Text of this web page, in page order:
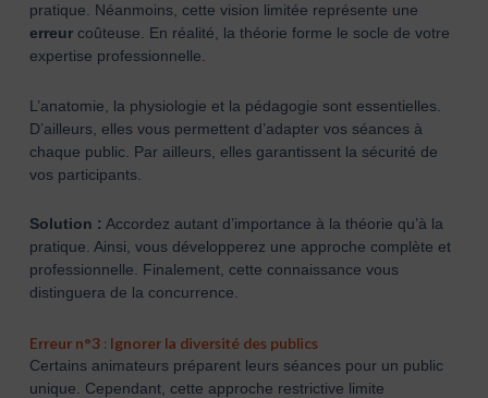
pratique. Néanmoins, cette vision limitée représente une
erreur coûteuse. En réalité, la théorie forme le socle de votre
expertise professionnelle.
L’anatomie, la physiologie et la pédagogie sont essentielles.
D’ailleurs, elles vous permettent d’adapter vos séances à
chaque public. Par ailleurs, elles garantissent la sécurité de
vos participants.
Solution : Accordez autant d’importance à la théorie qu’à la
pratique. Ainsi, vous développerez une approche complète et
professionnelle. Finalement, cette connaissance vous
distinguera de la concurrence.
Erreur n°3 : Ignorer la diversité des publics
Certains animateurs préparent leurs séances pour un public
unique. Cependant, cette approche restrictive limite